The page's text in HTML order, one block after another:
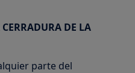
DE LA
parte del